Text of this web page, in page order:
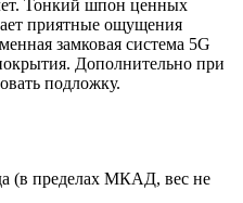
Тонкий шпон ценных
приятные ощущения
замковая система 5G
Дополнительно при
подложку.
(в пределах МКАД, вес не